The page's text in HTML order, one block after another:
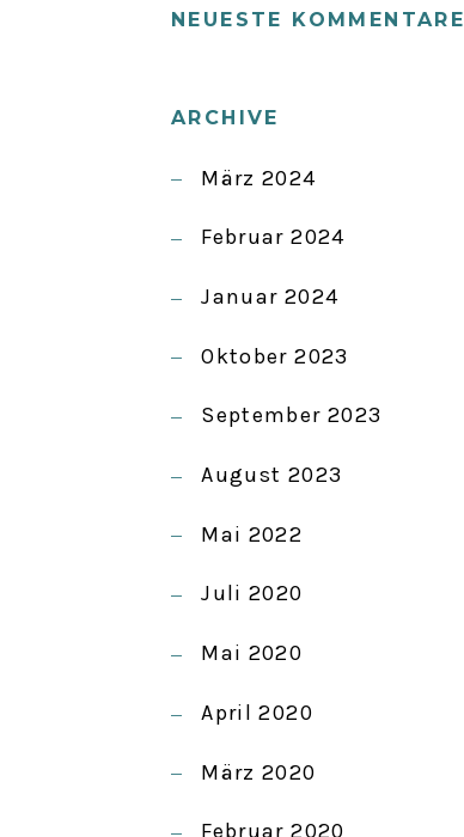
NEUESTE KOMMENTARE
ARCHIVE
März 2024
Februar 2024
Januar 2024
Oktober 2023
September 2023
August 2023
Mai 2022
Juli 2020
Mai 2020
April 2020
März 2020
Februar 2020